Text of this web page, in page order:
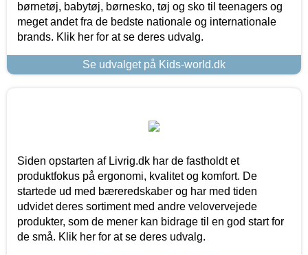
børnetøj, babytøj, børnesko, tøj og sko til teenagers og
meget andet fra de bedste nationale og internationale
brands. Klik her for at se deres udvalg.
Se udvalget på Kids-world.dk
Siden opstarten af Livrig.dk har de fastholdt et
produktfokus på ergonomi, kvalitet og komfort. De
startede ud med bæreredskaber og har med tiden
udvidet deres sortiment med andre velovervejede
produkter, som de mener kan bidrage til en god start for
de små. Klik her for at se deres udvalg.